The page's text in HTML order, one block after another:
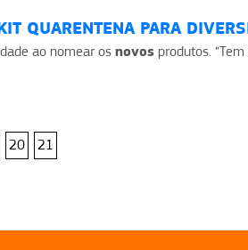
QUARENTENA PARA
ao nomear os novos produtos.
20
21